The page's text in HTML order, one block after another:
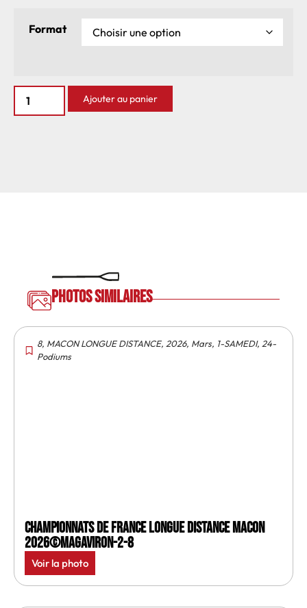
Format
Ajouter au panier
Photos similaires
8, MACON LONGUE DISTANCE, 2026, Mars, 1-SAMEDI, 24-
Podiums
Championnats de France longue distance Macon
2026©MagAviron-2-8
Voir la photo